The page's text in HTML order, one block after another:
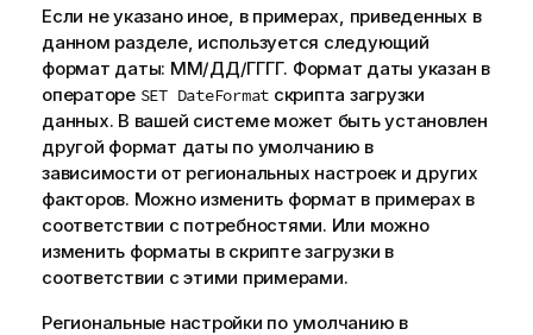
Если не указано иное, в примерах, приведенных в
данном разделе, используется следующий
формат даты: ММ/ДД/ГГГГ. Формат даты указан в
операторе SET DateFormat скрипта загрузки
данных. В вашей системе может быть установлен
другой формат даты по умолчанию в
зависимости от региональных настроек и других
факторов. Можно изменить формат в примерах в
соответствии с потребностями. Или можно
изменить форматы в скрипте загрузки в
соответствии с этими примерами.
Региональные настройки по умолчанию в